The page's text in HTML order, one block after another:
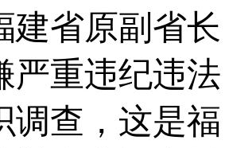
建省原副省长
严重违纪违法
调查，这是福